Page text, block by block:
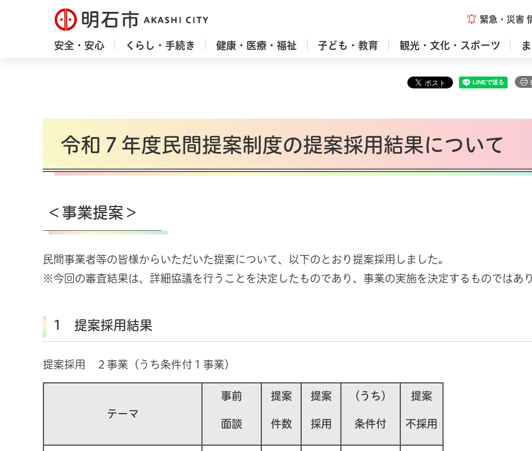
明石市 緊急・災害
安全・安心 くらし・手続き 健康・医療・福祉 子ども・教育 観光・文化・スポーツ
令和７年度民間提案制度の提案採用結果について
＜事業提案＞
民間事業者等の皆様からいただいた提案について、以下のとおり提案採用しました。
※今回の審査結果は、詳細協議を行うことを決定したものであり、事業の実施を決定するものではあり
1 提案採用結果
提案採用 ２事業（うち条件付１事業）
テーマ
事前
面談
提案
件数
提案
採用
（うち）
条件付
提案
不採用